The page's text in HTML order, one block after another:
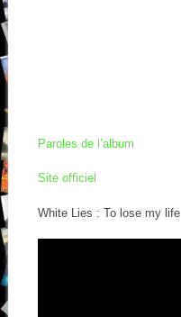
Paroles de l’album
Site officiel
White Lies : To lose my life